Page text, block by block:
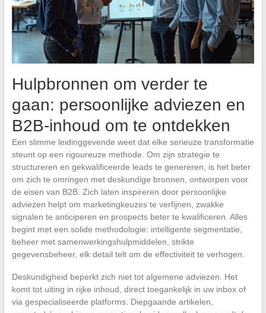
Hulpbronnen om verder te
gaan: persoonlijke adviezen en
B2B-inhoud om te ontdekken
Een slimme leidinggevende weet dat elke serieuze transformatie
steunt op een rigoureuze methode. Om zijn strategie te
structureren en gekwalificeerde leads te genereren, is het beter
om zich te omringen met deskundige bronnen, ontworpen voor
de eisen van B2B. Zich laten inspireren door persoonlijke
adviezen helpt om marketingkeuzes te verfijnen, zwakke
signalen te anticiperen en prospects beter te kwalificeren. Alles
begint met een solide methodologie: intelligente segmentatie,
beheer met samenwerkingshulpmiddelen, strikte
gegevensbeheer, elk detail telt om de effectiviteit te verhogen.
Deskundigheid beperkt zich niet tot algemene adviezen. Het
komt tot uiting in rijke inhoud, direct toegankelijk in uw inbox of
via gespecialiseerde platforms. Diepgaande artikelen,